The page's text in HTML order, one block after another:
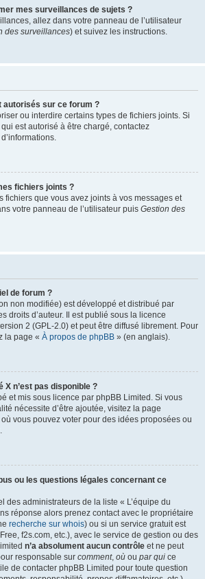
mes surveillances de sujets ?
allez dans votre panneau de l’utilisateur
des surveillances) et suivez les instructions.
autorisés sur ce forum ?
ou interdire certains types de fichiers joints. Si
est autorisé à être chargé, contactez
fichiers joints ?
fichiers que vous avez joints à vos messages et
votre panneau de l’utilisateur puis Gestion des
de forum ?
non modifiée) est développé et distribué par
droits d’auteur. Il est publié sous la licence
2 (GPL-2.0) et peut être diffusé librement. Pour
la page « À propos de phpBB » (en anglais).
X n’est pas disponible ?
et mis sous licence par phpBB Limited. Si vous
nécessite d’être ajoutée, visitez la page
vous pouvez voter pour des idées proposées ou
ou les questions légales concernant ce
des administrateurs de la liste « L’équipe du
réponse alors prenez contact avec le propriétaire
recherche sur whois) ou si un service gratuit est
f2s.com, etc.), avec le service de gestion ou des
n’a absolument aucun contrôle et ne peut
responsable sur comment, où ou par qui ce
de contacter phpBB Limited pour toute question